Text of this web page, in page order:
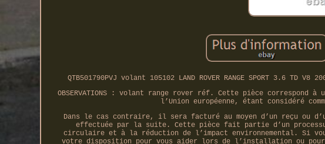
QTB501790PVJ volant 105102 LAND ROVER RANGE SPORT 3.6 TD V8
OBSERVATIONS : volant range rover réf. Cette pièce correspond
l’Union européenne, étant considéré
Dans le cas contraire, il sera facturé au moyen d’un reçu ou
effectuée par la suite. Cette pièce fait partie d’un
circulaire et à la réduction de l’impact environnemental. Si
votre disposition pour vous aider lors de l’installation ou